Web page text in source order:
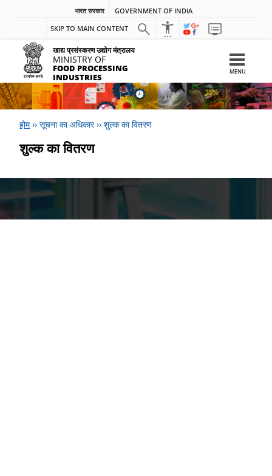
भारत सरकार
GOVERNMENT OF INDIA
SKIP TO MAIN CONTENT
खाद्य प्रसंस्करण उद्योग मंत्रालय
MINISTRY OF
FOOD PROCESSING
INDUSTRIES
MENU
होम››सूचना का अधिकार››शुल्क का वितरण
शुल्क का वितरण